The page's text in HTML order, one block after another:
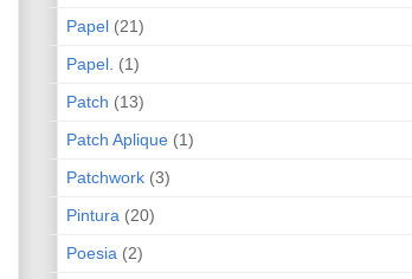
Papel (21)
Papel. (1)
Patch (13)
Patch Aplique (1)
Patchwork (3)
Pintura (20)
Poesia (2)